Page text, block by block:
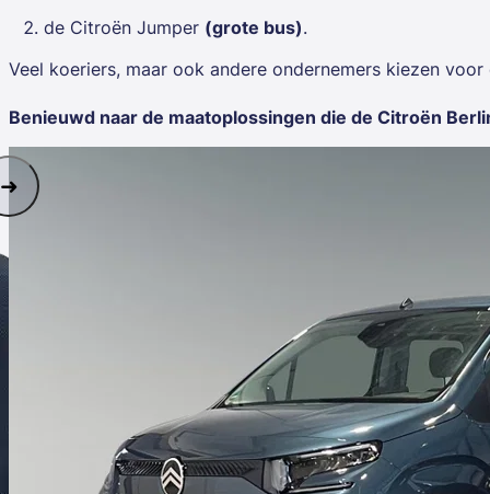
de Citroën Jumper (grote bus).
Veel koeriers, maar ook andere ondernemers kiezen
Benieuwd naar de maatoplossingen die de Citroën